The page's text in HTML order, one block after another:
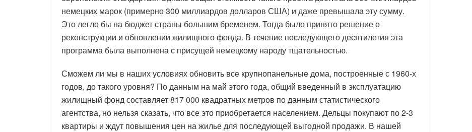
немецких марок (примерно 300 миллиардов долларов США) и даже превышала эту сумму.
Это легло бы на бюджет страны большим бременем. Тогда было принято решение о
реконструкции и обновлении жилищного фонда. В течение последующего десятилетия эта
программа была выполнена с присущей немецкому народу тщательностью.
Сможем ли мы в наших условиях обновить все крупнопанельные дома, построенные с 1960-х
годов, до такого уровня? По данным на май этого года, общий введенный в эксплуатацию
жилищный фонд составляет 817 000 квадратных метров по данным статистического
агентства, но нельзя сказать, что все это приобретается населением. Дельцы покупают по 2-3
квартиры и ждут повышения цен на жилье для последующей выгодной продажи. В нашей